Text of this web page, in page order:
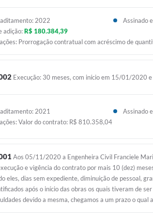
2022 Assinado
adição:R$ 180.384,39
Prorrogação contratual com acréscimo de
Execução: 30 meses, com início em 15/01/
2021 Assinado
Valor do contrato: R$ 810.358,04
Aos 05/11/2020 a Engenheira Civil Franciele
e vigência do contrato por mais 10 (dez)
eles, dias sem expediente, diminuição de pessoal,
após o início das obras os quais tiveram de
devido a mesma, chegamos a um prazo o